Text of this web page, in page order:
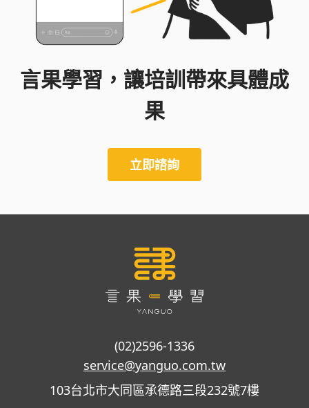
言果學習，讓培訓帶來具體成
果
立即諮詢
(02)2596-1336
service@yanguo.com.tw
103台北市大同區承德路三段232號7樓